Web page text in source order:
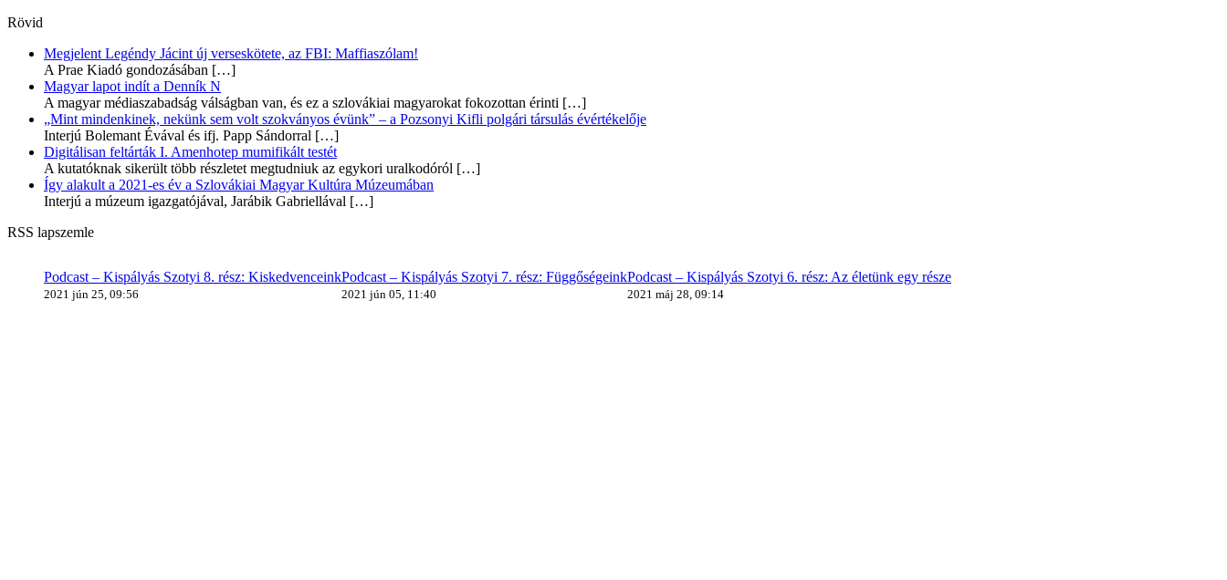
Rövid
Megjelent Legéndy Jácint új verseskötete, az FBI: Maffiaszólam!
A Prae Kiadó gondozásában […]
Magyar lapot indít a Denník N
A magyar médiaszabadság válságban van, és ez a szlovákiai magyarokat fokozottan érinti […]
„Mint mindenkinek, nekünk sem volt szokványos évünk” – a Pozsonyi Kifli polgári társulás évértékelője
Interjú Bolemant Évával és ifj. Papp Sándorral […]
Digitálisan feltárták I. Amenhotep mumifikált testét
A kutatóknak sikerült több részletet megtudniuk az egykori uralkodóról […]
Így alakult a 2021-es év a Szlovákiai Magyar Kultúra Múzeumában
Interjú a múzeum igazgatójával, Jarábik Gabriellával […]
RSS lapszemle
Podcast – Kispályás Szotyi 8. rész: Kiskedvenceink
2021 jún 25, 09:56
Podcast – Kispályás Szotyi 7. rész: Függőségeink
2021 jún 05, 11:40
Podcast – Kispályás Szotyi 6. rész: Az életünk egy része
2021 máj 28, 09:14